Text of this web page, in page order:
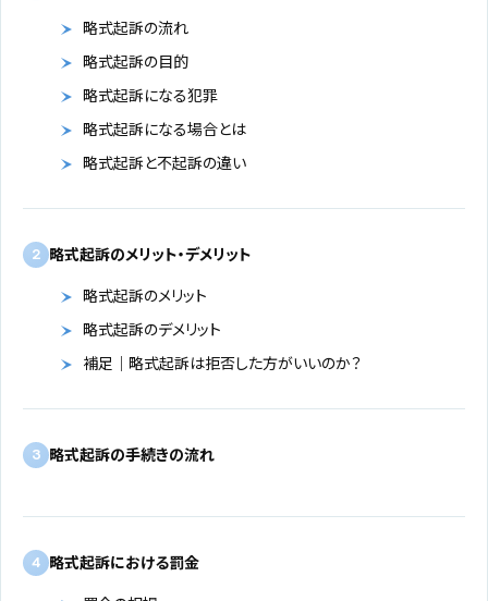
略式起訴の流れ
略式起訴の目的
略式起訴になる犯罪
略式起訴になる場合とは
略式起訴と不起訴の違い
2 略式起訴のメリット・デメリット
略式起訴のメリット
略式起訴のデメリット
補足｜略式起訴は拒否した方がいいのか？
3 略式起訴の手続きの流れ
4 略式起訴における罰金